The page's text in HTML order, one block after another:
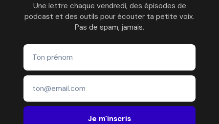
Une lettre chaque vendredi, des épisodes de
podcast et des outils pour écouter ta petite voix.
Pas de spam, jamais.
Je m'inscris